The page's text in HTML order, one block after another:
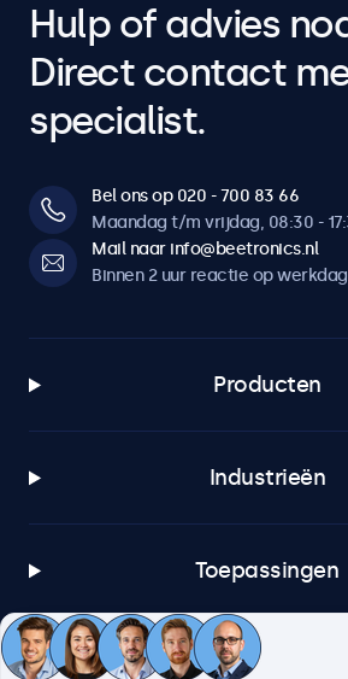
Hulp of advies
Direct contact
specialist.
Bel ons op 020 - 700 83 66
Maandag t/m vrijdag, 08:30 -
Mail naar info@beetronics.nl
Binnen 2 uur reactie op
Producten
Industrieën
Toepassingen
Klantenservice